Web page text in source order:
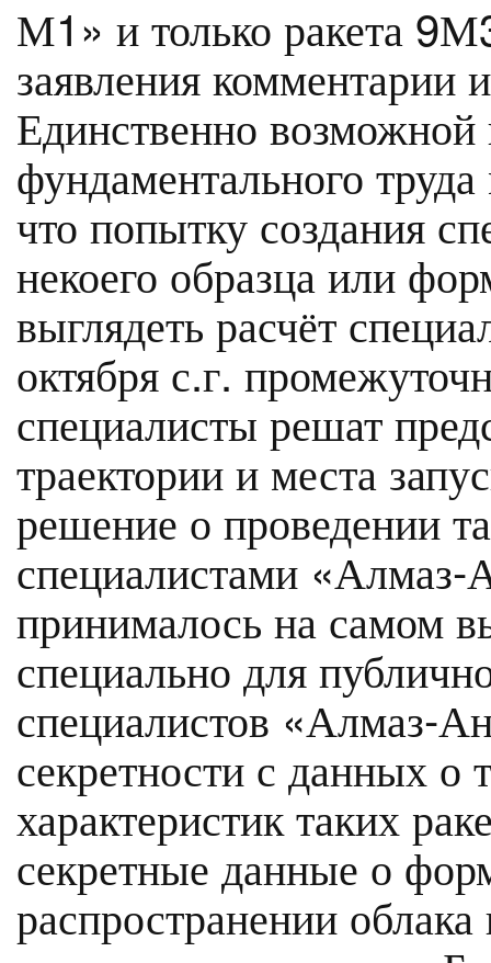
М1» и только ракета
заявления комментарии
Единственно возможной
фундаментального
что попытку создания
некоего образца или
выглядеть расчёт
октября с.г.
специалисты решат
траектории и места
решение о проведении
специалистами «Алмаз-
принималось на самом
специально для
специалистов «Алмаз-
секретности с данных о
характеристик таких
секретные данные о
распространении